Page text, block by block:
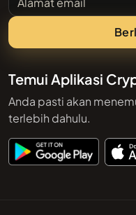
Temui Aplikasi
Anda pasti akan
terlebih dahulu.